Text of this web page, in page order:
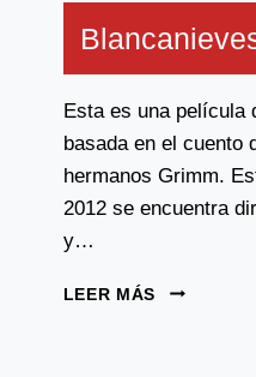
Esta es una película
basada en el cuento
hermanos Grimm.
2012 se encuentra
y…
LEER MÁS